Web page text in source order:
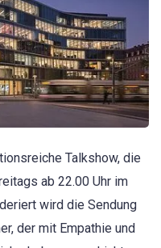
Talkshow, die
ab 22.00 Uhr im
wird die Sendung
der mit Empathie und